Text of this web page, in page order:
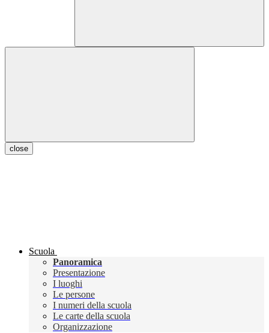
close
Scuola
Panoramica
Presentazione
I luoghi
Le persone
I numeri della scuola
Le carte della scuola
Organizzazione